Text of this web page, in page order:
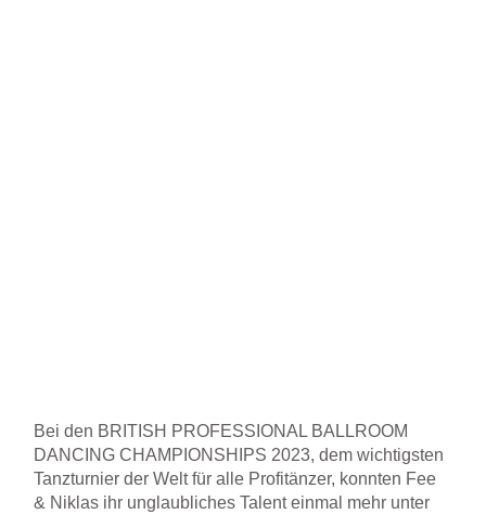
Bei den BRITISH PROFESSIONAL BALLROOM
DANCING CHAMPIONSHIPS 2023, dem wichtigsten
Tanzturnier der Welt für alle Profitänzer, konnten Fee
& Niklas ihr unglaubliches Talent einmal mehr unter